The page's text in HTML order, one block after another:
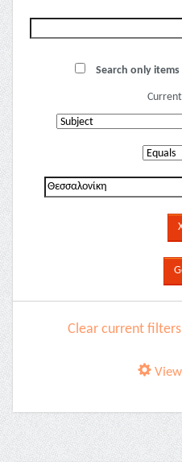
Search only
Clear current filters